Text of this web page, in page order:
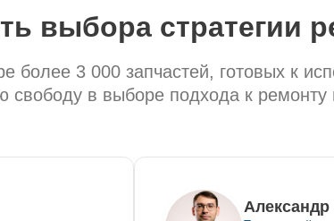
выбора стратегии
более 3 000 запчастей, готовых к
в выборе подхода к ремонту